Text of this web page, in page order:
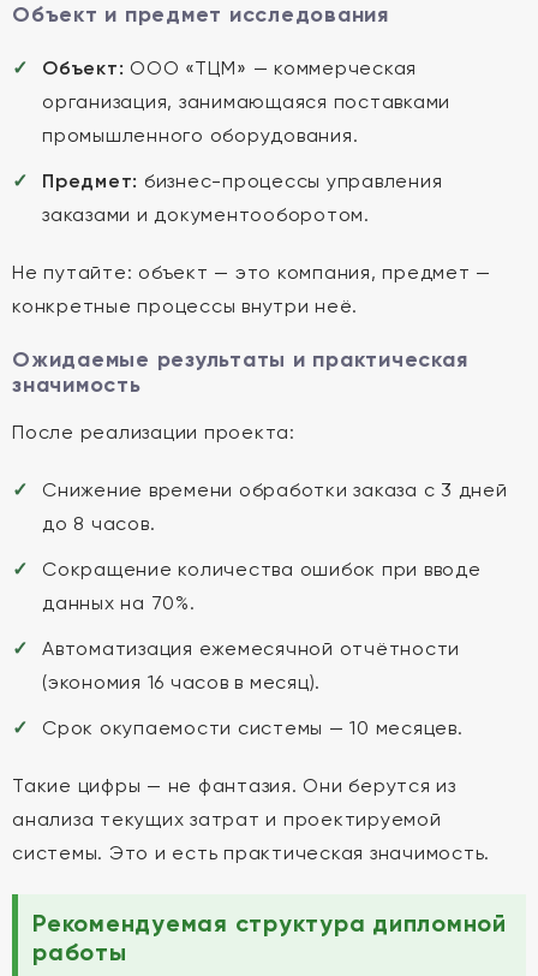
Объект и предмет исследования
Объект: ООО «ТЦМ» — коммерческая
организация, занимающаяся поставками
промышленного оборудования.
Предмет: бизнес-процессы управления
заказами и документооборотом.
Не путайте: объект — это компания, предмет —
конкретные процессы внутри неё.
Ожидаемые результаты и практическая
значимость
После реализации проекта:
Снижение времени обработки заказа с 3 дней
до 8 часов.
Сокращение количества ошибок при вводе
данных на 70%.
Автоматизация ежемесячной отчётности
(экономия 16 часов в месяц).
Срок окупаемости системы — 10 месяцев.
Такие цифры — не фантазия. Они берутся из
анализа текущих затрат и проектируемой
системы. Это и есть практическая значимость.
Рекомендуемая структура дипломной
работы